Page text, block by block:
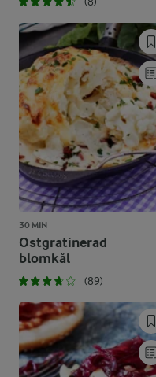
30 MIN
Ostgratinerad
blomkål
(89)